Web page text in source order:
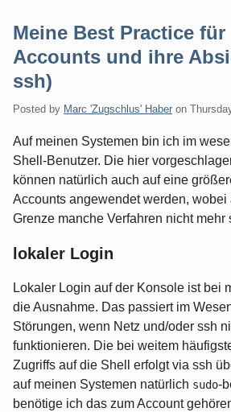
Meine Best Practice für
Accounts und ihre
ssh)
Posted by Marc 'Zugschlus' Haber on
Auf meinen Systemen bin ich im
Shell-Benutzer. Die hier
können natürlich auch auf eine
Accounts angewendet werden,
Grenze manche Verfahren nicht mehr
lokaler Login
Lokaler Login auf der Konsole ist bei
die Ausnahme. Das passiert im
Störungen, wenn Netz und/oder ssh
funktionieren. Die bei weitem
Zugriffs auf die Shell erfolgt via ssh
auf meinen Systemen natürlich sudo-
benötige ich das zum Account